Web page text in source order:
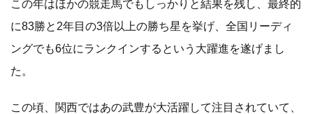
この年はほかの競走馬でもしっかりと結果を残し、最終的
に83勝と2年目の3倍以上の勝ち星を挙げ、全国リーディ
ングでも6位にランクインするという大躍進を遂げまし
た。
この頃、関西ではあの武豊が大活躍して注目されていて、